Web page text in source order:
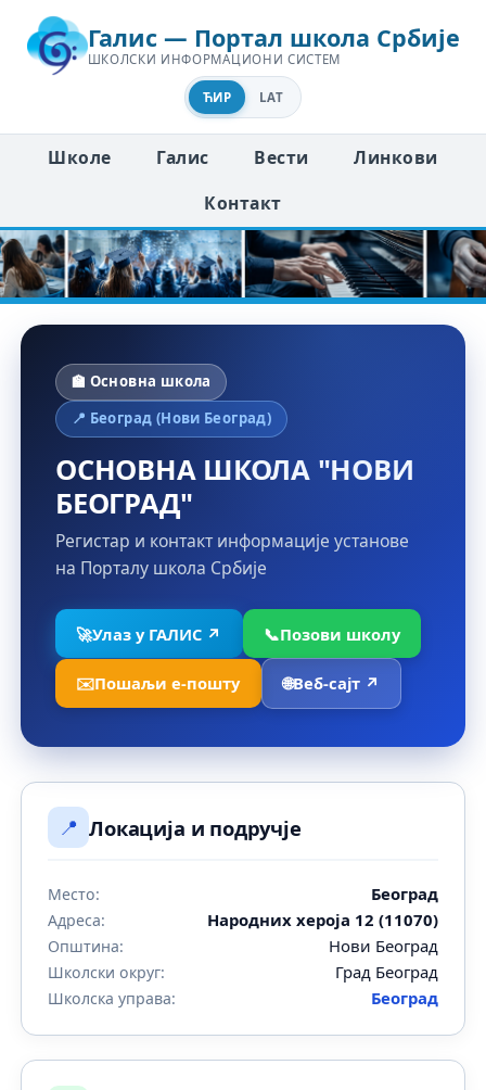
Галис — Портал школа Србије
ШКОЛСКИ ИНФОРМАЦИОНИ СИСТЕМ
ЋИР LAT
Школе Галис Вести
Линкови
Контакт
🏫 Основна школа
📍 Београд (Нови Београд)
ОСНОВНА ШКОЛА "НОВИ
БЕОГРАД"
Регистар и контакт информације установе
на Порталу школа Србије
🚀Улаз у ГАЛИС ↗ 📞Позови школу
✉️Пошаљи е-пошту 🌐Веб-сајт ↗
📍 Локација и подручје
Место: Београд
Адреса: Народних хероја 12 (11070)
Општина: Нови Београд
Школски округ: Град Београд
Школска управа: Београд